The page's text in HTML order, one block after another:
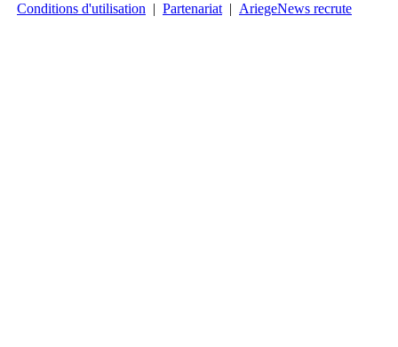
Conditions d'utilisation | Partenariat | AriegeNews recrute